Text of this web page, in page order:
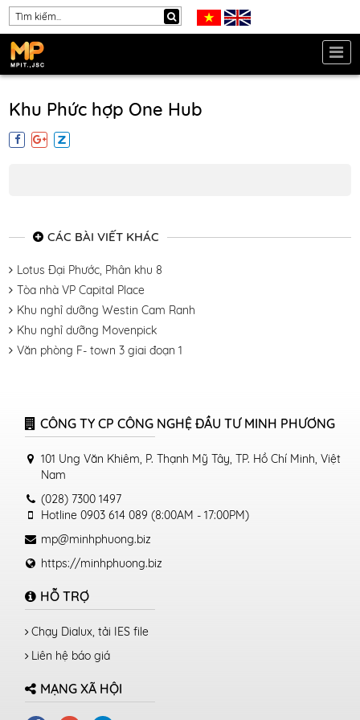
Khu Phức hợp One Hub
CÁC BÀI VIẾT KHÁC
Lotus Đại Phước, Phân khu 8
Tòa nhà VP Capital Place
Khu nghỉ dưỡng Westin Cam Ranh
Khu nghỉ dưỡng Movenpick
Văn phòng F- town 3 giai đoạn 1
CÔNG TY CP CÔNG NGHỆ ĐẦU TƯ MINH PHƯƠNG
101 Ung Văn Khiêm, P. Thạnh Mỹ Tây, TP. Hồ Chí Minh, Việt
Nam
(028) 7300 1497
Hotline 0903 614 089 (8:00AM - 17:00PM)
mp@minhphuong.biz
https://minhphuong.biz
HỖ TRỢ
Chạy Dialux, tải IES file
Liên hệ báo giá
MẠNG XÃ HỘI